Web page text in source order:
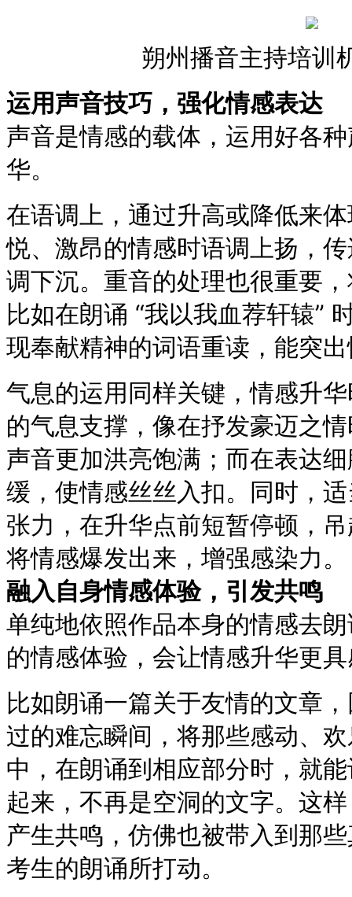
朔州播音主持培训
运用声音技巧，强化情感表达
声音是情感的载体，运用好各
华。
在语调上，通过升高或降低来
悦、激昂的情感时语调上扬，
调下沉。重音的处理也很重要
比如在朗诵 “我以我血荐轩辕”
现奉献精神的词语重读，能突
气息的运用同样关键，情感升
的气息支撑，像在抒发豪迈之
声音更加洪亮饱满；而在表达
缓，使情感丝丝入扣。同时，
张力，在升华点前短暂停顿，
将情感爆发出来，增强感染力。
融入自身情感体验，引发共鸣
单纯地依照作品本身的情感去
的情感体验，会让情感升华更
比如朗诵一篇关于友情的文章
过的难忘瞬间，将那些感动、
中，在朗诵到相应部分时，就
起来，不再是空洞的文字。这
产生共鸣，仿佛也被带入到那
考生的朗诵所打动。